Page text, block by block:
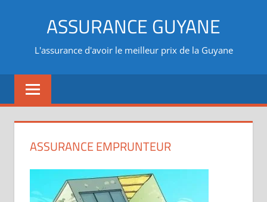
ASSURANCE GUYANE
L'assurance d'avoir le meilleur prix de la Guyane
ASSURANCE EMPRUNTEUR